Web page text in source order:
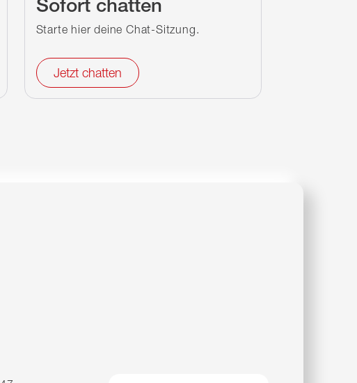
Sofort chatten
Starte hier deine Chat-Sitzung.
Jetzt chatten